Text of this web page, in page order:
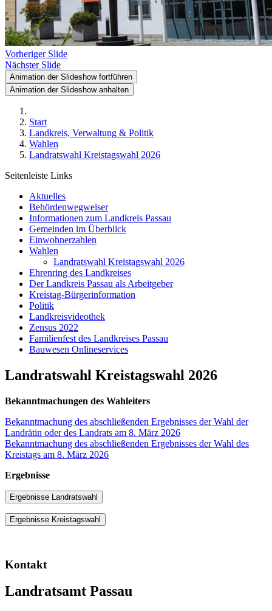
Vorheriger Slide
Nächster Slide
Animation der Slideshow fortführen
Animation der Slideshow anhalten
Start
Landkreis, Verwaltung & Politik
Wahlen
Landratswahl Kreistagswahl 2026
Seitenleiste Links
Aktuelles
Behördenwegweiser
Informationen zum Landkreis Passau
Gemeinden im Überblick
Einwohnerzahlen
Wahlen
Landratswahl Kreistagswahl 2026
Ehrenring des Landkreises
Der Landkreis Passau als Arbeitgeber
Kreistag-Bürgerinformation
Politik
Landkreisvideothek
Zensus 2022
Familienfest des Landkreises Passau
Bauwesen Onlineservices
Landratswahl Kreistagswahl 2026
Bekanntmachungen des Wahleiters
Bekanntmachung des abschließenden Ergebnisses der Wahl der
Landrätin oder des Landrats am 8. März 2026
Bekanntmachung des abschließenden Ergebnisses der Wahl des
Kreistags am 8. März 2026
Ergebnisse
Ergebnisse Landratswahl
Ergebnisse Kreistagswahl
Kontakt
Landratsamt Passau